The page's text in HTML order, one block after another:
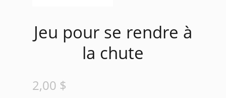
Jeu pour se rendre à
la chute
2,00 $